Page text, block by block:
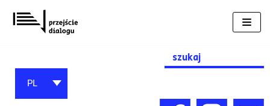
Przejdź
do
Search
for:
PL